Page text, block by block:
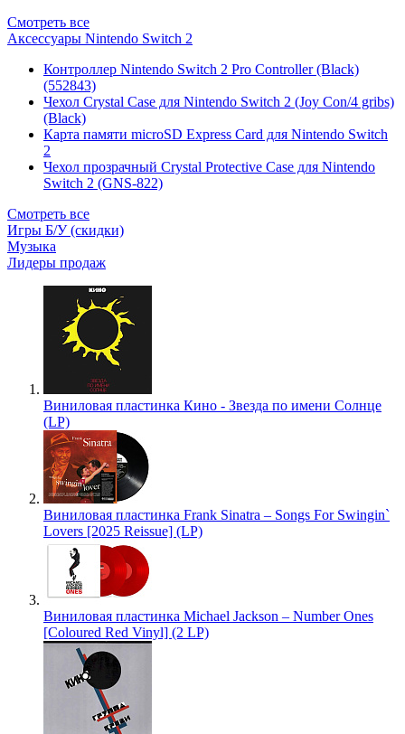
Смотреть все
Аксессуары Nintendo Switch 2
Контроллер Nintendo Switch 2 Pro Controller (Black)
(552843)
Чехол Сrystal Сase для Nintendo Switch 2 (Joy Con/4 gribs)
(Black)
Карта памяти microSD Express Card для Nintendo Switch
2
Чехол прозрачный Crystal Protective Case для Nintendo
Switch 2 (GNS-822)
Смотреть все
Игры Б/У (скидки)
Музыка
Лидеры продаж
Виниловая пластинка Кино - Звезда по имени Солнце
(LP)
Виниловая пластинка Frank Sinatra – Songs For Swingin`
Lovers [2025 Reissue] (LP)
Виниловая пластинка Michael Jackson – Number Ones
[Coloured Red Vinyl] (2 LP)